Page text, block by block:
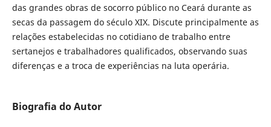
das grandes obras de socorro público no Ceará durante as
secas da passagem do século XIX. Discute principalmente as
relações estabelecidas no cotidiano de trabalho entre
sertanejos e trabalhadores qualificados, observando suas
diferenças e a troca de experiências na luta operária.
Biografia do Autor